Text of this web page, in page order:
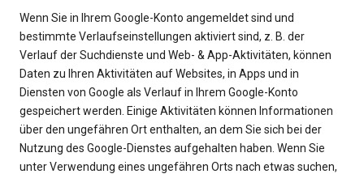
Wenn Sie in Ihrem Google-Konto angemeldet sind und
bestimmte Verlaufseinstellungen aktiviert sind, z. B. der
Verlauf der Suchdienste und Web- & App-Aktivitäten, können
Daten zu Ihren Aktivitäten auf Websites, in Apps und in
Diensten von Google als Verlauf in Ihrem Google-Konto
gespeichert werden. Einige Aktivitäten können Informationen
über den ungefähren Ort enthalten, an dem Sie sich bei der
Nutzung des Google-Dienstes aufgehalten haben. Wenn Sie
unter Verwendung eines ungefähren Orts nach etwas suchen,